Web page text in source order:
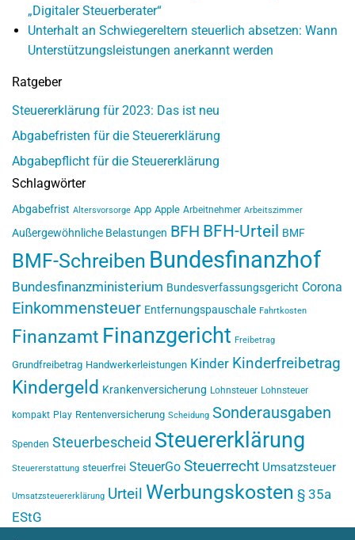
„Digitaler Steuerberater“
Unterhalt an Schwiegereltern steuerlich absetzen: Wann
Unterstützungsleistungen anerkannt werden
Ratgeber
Steuererklärung für 2023: Das ist neu
Abgabefristen für die Steuererklärung
Abgabepflicht für die Steuererklärung
Schlagwörter
Abgabefrist Altersvorsorge App Apple Arbeitnehmer Arbeitszimmer
Außergewöhnliche Belastungen BFH BFH-Urteil BMF
BMF-Schreiben Bundesfinanzhof
Bundesfinanzministerium Bundesverfassungsgericht Corona
Einkommensteuer Entfernungspauschale Fahrtkosten
Finanzamt Finanzgericht Freibetrag
Grundfreibetrag Handwerkerleistungen Kinder Kinderfreibetrag
Kindergeld Krankenversicherung Lohnsteuer Lohnsteuer
kompakt Play Rentenversicherung Scheidung Sonderausgaben
Spenden Steuerbescheid Steuererklärung
Steuererstattung steuerfrei SteuerGo Steuerrecht Umsatzsteuer
Umsatzsteuererklärung Urteil Werbungskosten § 35a
EStG